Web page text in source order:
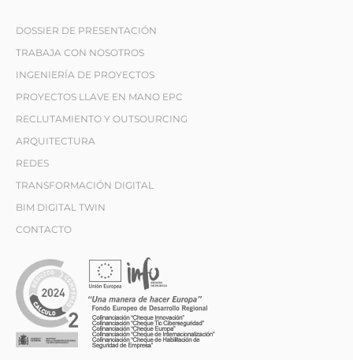
DOSSIER DE PRESENTACIÓN
TRABAJA CON NOSOTROS
INGENIERÍA DE PROYECTOS
PROYECTOS LLAVE EN MANO EPC
RECLUTAMIENTO Y OUTSOURCING
ARQUITECTURA
REDES
TRANSFORMACIÓN DIGITAL
BIM DIGITAL TWIN
CONTACTO